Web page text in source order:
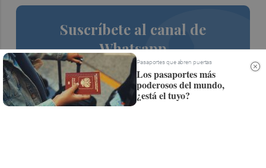
Suscríbete al canal de
Whatsapp
Siempre al día de las últimas noticias
¡Quiero suscribirme!
Pasaportes que abren puertas
Los pasaportes más
poderosos del mundo,
¿está el tuyo?